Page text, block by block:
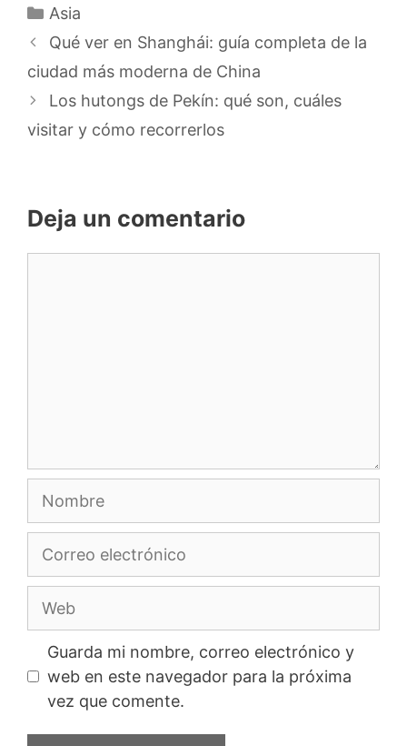
Categorías
Asia
Qué ver en Shanghái: guía completa de la
ciudad más moderna de China
Los hutongs de Pekín: qué son, cuáles
visitar y cómo recorrerlos
Deja un comentario
Correo
Guarda mi nombre, correo electrónico y
web en este navegador para la próxima
vez que comente.